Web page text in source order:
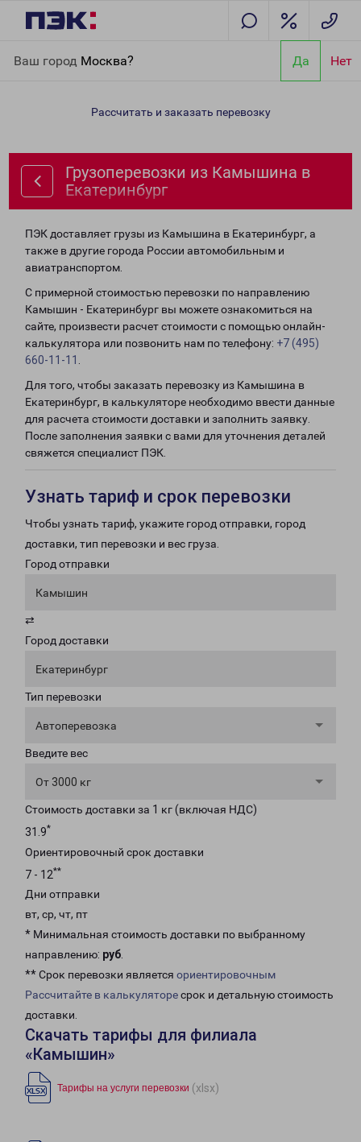
Ваш город Москва? Да Нет
Екатеринбург
Рассчитать и заказать перевозку
Грузоперевозки из Камышина в
Екатеринбург
ПЭК доставляет грузы из Камышина в Екатеринбург, а
также в другие города России автомобильным и
авиатранспортом.
С примерной стоимостью перевозки по направлению
Камышин - Екатеринбург вы можете ознакомиться на
сайте, произвести расчет стоимости с помощью онлайн-
калькулятора или позвонить нам по телефону: +7 (495)
660-11-11
Для того, чтобы заказать перевозку из Камышина в
Екатеринбург, в калькуляторе необходимо ввести данные
для расчета стоимости доставки и заполнить заявку.
После заполнения заявки с вами для уточнения деталей
свяжется специалист ПЭК.
Узнать тариф и срок перевозки
Чтобы узнать тариф, укажите город отправки, город
доставки, тип перевозки и вес груза.
Город отправки
Камышин
⇄
Город доставки
Екатеринбург
Тип перевозки
Автоперевозка
Введите вес
От 3000 кг
Стоимость доставки за 1 кг (включая НДС)
31.9*
Ориентировочный срок доставки
7 - 12**
Дни отправки
вт, ср, чт, пт
* Минимальная стоимость доставки по выбранному
направлению: руб.
** Срок перевозки является ориентировочным
Рассчитайте в калькуляторесрок и детальную стоимость
доставки.
Скачать тарифы для филиала
«Камышин»
Тарифы на услуги перевозки (xlsx)